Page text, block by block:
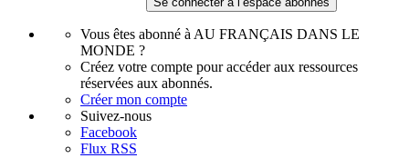
Vous êtes abonné à AU FRANÇAIS DANS LE
MONDE ?
Créez votre compte pour accéder aux ressources
réservées aux abonnés.
Créer mon compte
Suivez-nous
Facebook
Flux RSS